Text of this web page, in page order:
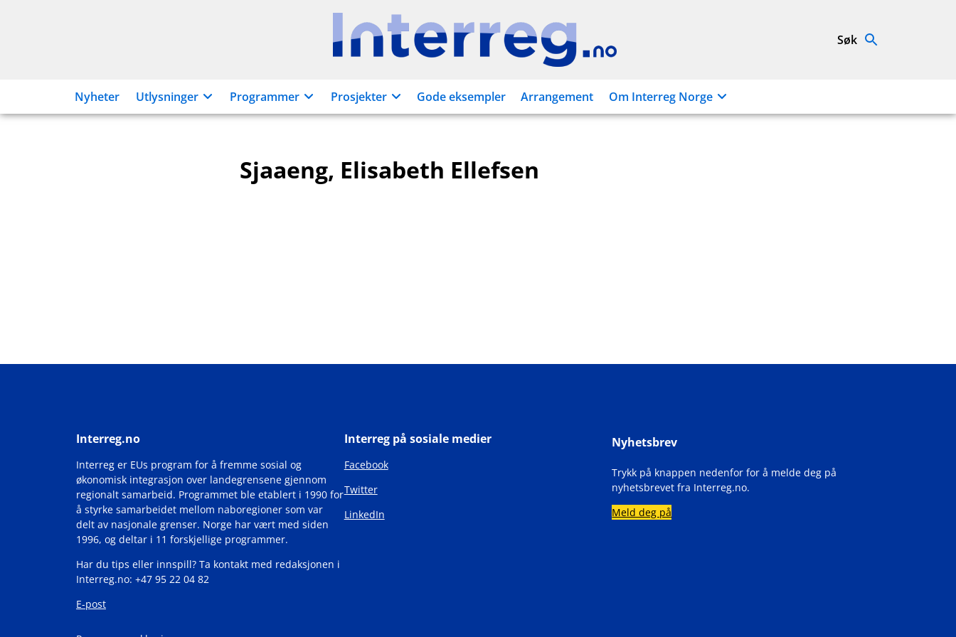
Interreg.no Søk
Nyheter Utlysninger Programmer Prosjekter Gode eksempler Arrangement Om Interreg Norge
Sjaaeng, Elisabeth Ellefsen
Interreg.no
Interreg er EUs program for å fremme sosial og
økonomisk integrasjon over landegrensene gjennom
regionalt samarbeid. Programmet ble etablert i 1990 for
å styrke samarbeidet mellom naboregioner som var
delt av nasjonale grenser. Norge har vært med siden
1996, og deltar i 11 forskjellige programmer.
Har du tips eller innspill? Ta kontakt med redaksjonen i
Interreg.no: +47 95 22 04 82
E-post
Interreg på sosiale medier
Facebook
Twitter
LinkedIn
Nyhetsbrev
Trykk på knappen nedenfor for å melde deg på
nyhetsbrevet fra Interreg.no.
Meld deg på